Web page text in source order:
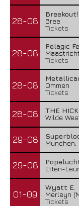
28-08
Bree
Tickets
28-08
Pelagic
Maastricht
Tickets
28-08
Ommen
Tickets
28-08
THE
Wilde
29-08
29-08
Etten-Leur
01-09
Wyatt E.
Merleyn
Tickets